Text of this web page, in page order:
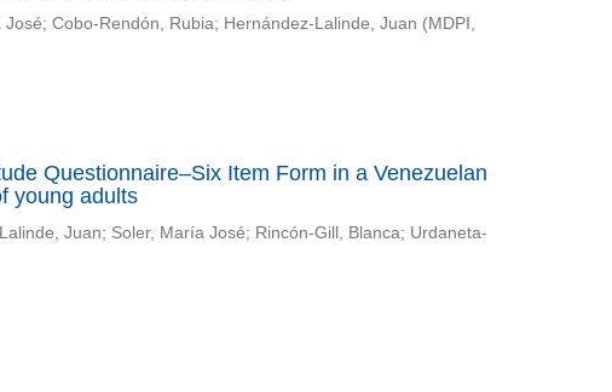
José; Cobo-Rendón, Rubia; Hernández-Lalinde, Juan (MDPI ,
Questionnaire–Six Item Form in a Venezuelan
young adults
Juan; Soler, María José; Rincón-Gill, Blanca; Urdaneta-